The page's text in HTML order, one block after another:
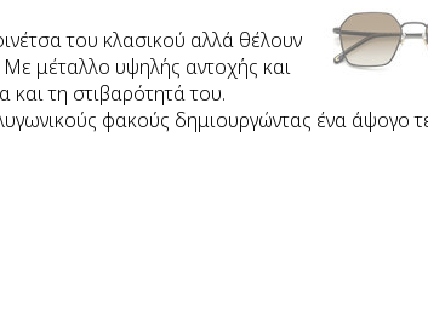
του κλασικού αλλά θέλουν
Με μέταλλο υψηλής αντοχής και
τη στιβαρότητά του.
φακούς δημιουργώντας ένα άψογο